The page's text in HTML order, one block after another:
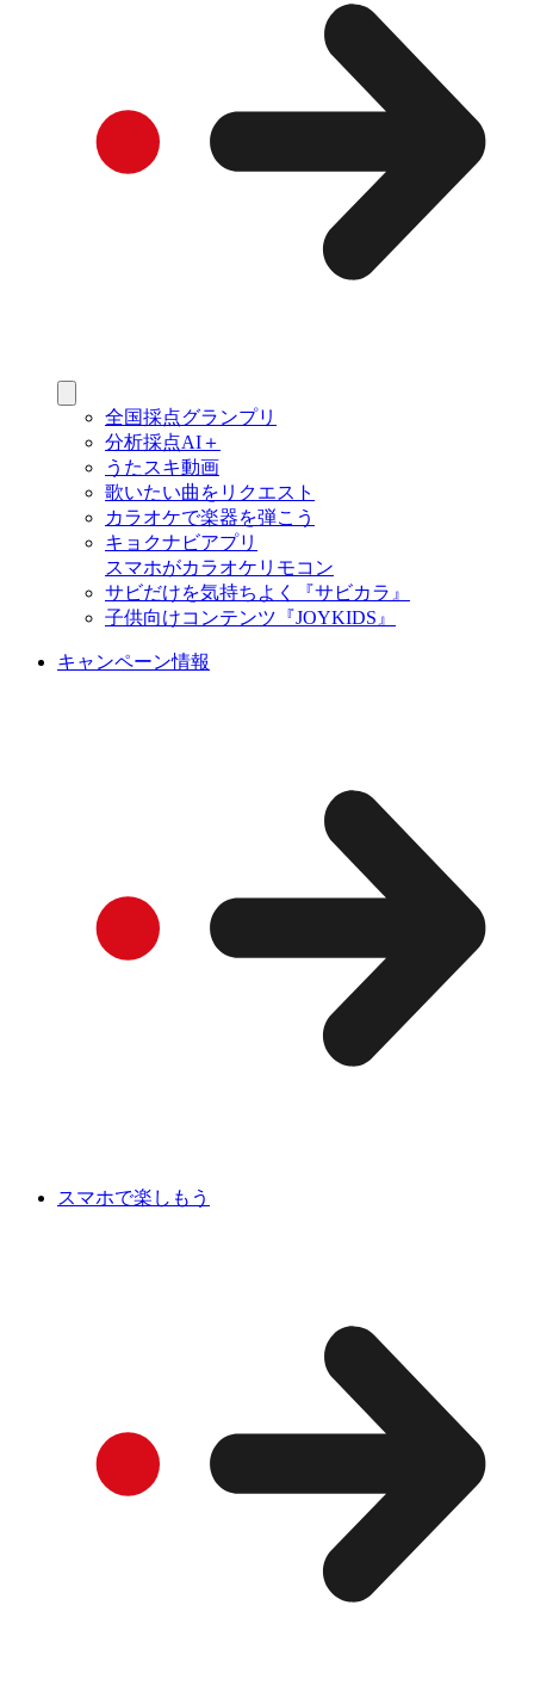
全国採点グランプリ
分析採点AI＋
うたスキ動画
歌いたい曲をリクエスト
カラオケで楽器を弾こう
キョクナビアプリ
スマホがカラオケリモコン
サビだけを気持ちよく『サビカラ』
子供向けコンテンツ『JOYKIDS』
キャンペーン情報
スマホで楽しもう